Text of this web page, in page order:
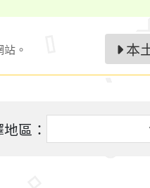
。 本
區：